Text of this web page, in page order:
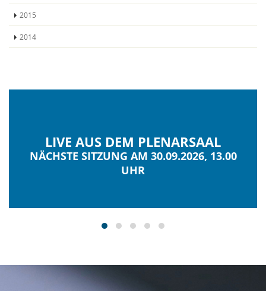
2015
2014
LIVE AUS DEM PLENARSAAL
NÄCHSTE SITZUNG AM 30.09.2026, 13.00
UHR